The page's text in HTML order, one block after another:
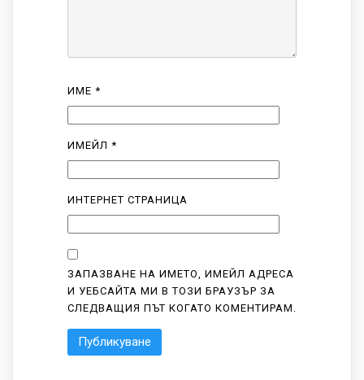
ИМЕ *
ИМЕЙЛ *
ИНТЕРНЕТ СТРАНИЦА
ЗАПАЗВАНЕ НА ИМЕТО, ИМЕЙЛ АДРЕСА
И УЕБСАЙТА МИ В ТОЗИ БРАУЗЪР ЗА
СЛЕДВАЩИЯ ПЪТ КОГАТО КОМЕНТИРАМ.